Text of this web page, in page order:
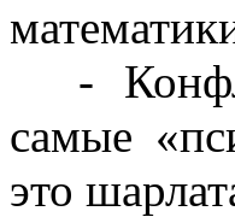
-
самые
это